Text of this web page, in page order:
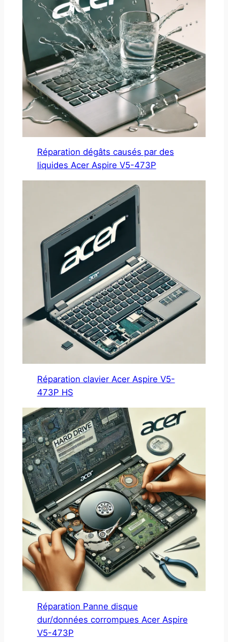
Réparation dégâts causés par des
liquides Acer Aspire V5-473P
Réparation clavier Acer Aspire V5-
473P HS
Réparation Panne disque
dur/données corrompues Acer Aspire
V5-473P